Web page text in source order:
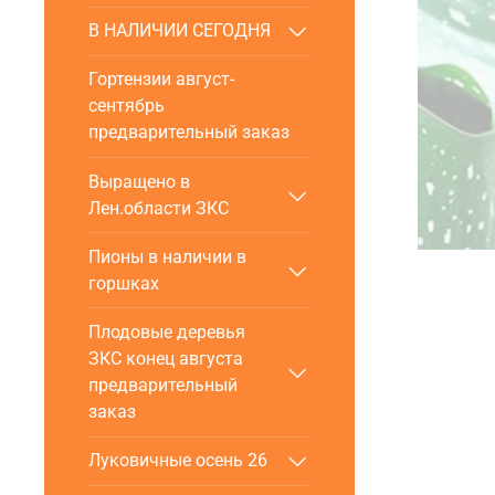
В НАЛИЧИИ СЕГОДНЯ
Гортензии август-
сентябрь
предварительный заказ
Выращено в
Лен.области ЗКС
Пионы в наличии в
горшках
Плодовые деревья
ЗКС конец августа
предварительный
заказ
Луковичные осень 26